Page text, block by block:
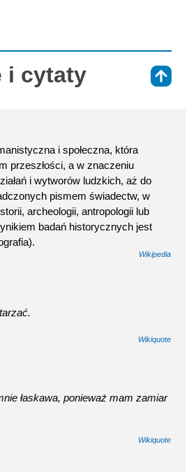
i cytaty
i społeczna, która
przeszłości, a w znaczeniu
i wytworów ludzkich, aż do
pismem świadectw, w
archeologii, antropologii lub
badań historycznych jest
Wikipedia
Wikiquote
łaskawa, ponieważ mam zamiar
Wikiquote